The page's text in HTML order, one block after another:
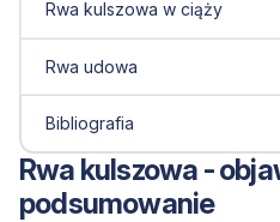
Rwa kulszowa w ciąży
Rwa udowa
Bibliografia
Rwa kulszowa -
podsumowanie